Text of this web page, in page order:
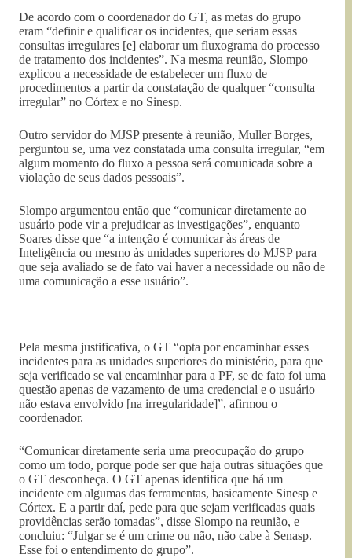
De acordo com o coordenador do GT, as metas do grupo
eram “definir e qualificar os incidentes, que seriam essas
consultas irregulares [e] elaborar um fluxograma do processo
de tratamento dos incidentes”. Na mesma reunião, Slompo
explicou a necessidade de estabelecer um fluxo de
procedimentos a partir da constatação de qualquer “consulta
irregular” no Córtex e no Sinesp.
Outro servidor do MJSP presente à reunião, Muller Borges,
perguntou se, uma vez constatada uma consulta irregular, “em
algum momento do fluxo a pessoa será comunicada sobre a
violação de seus dados pessoais”.
Slompo argumentou então que “comunicar diretamente ao
usuário pode vir a prejudicar as investigações”, enquanto
Soares disse que “a intenção é comunicar às áreas de
Inteligência ou mesmo às unidades superiores do MJSP para
que seja avaliado se de fato vai haver a necessidade ou não de
uma comunicação a esse usuário”.
Pela mesma justificativa, o GT “opta por encaminhar esses
incidentes para as unidades superiores do ministério, para que
seja verificado se vai encaminhar para a PF, se de fato foi uma
questão apenas de vazamento de uma credencial e o usuário
não estava envolvido [na irregularidade]”, afirmou o
coordenador.
“Comunicar diretamente seria uma preocupação do grupo
como um todo, porque pode ser que haja outras situações que
o GT desconheça. O GT apenas identifica que há um
incidente em algumas das ferramentas, basicamente Sinesp e
Córtex. E a partir daí, pede para que sejam verificadas quais
providências serão tomadas”, disse Slompo na reunião, e
concluiu: “Julgar se é um crime ou não, não cabe à Senasp.
Esse foi o entendimento do grupo”.